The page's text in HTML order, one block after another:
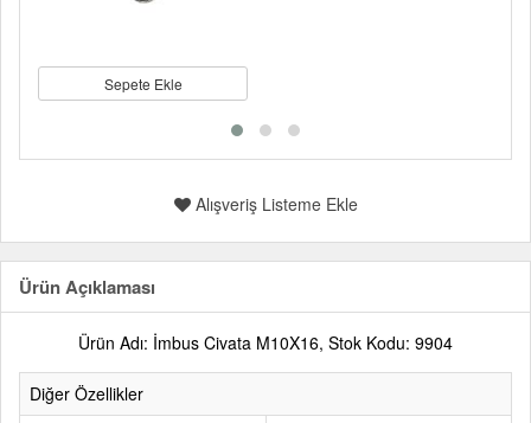
Sepete Ekle
Alışveriş Listeme Ekle
Ürün Açıklaması
Ürün Adı: İmbus Civata M10X16, Stok Kodu: 9904
Diğer Özellikler